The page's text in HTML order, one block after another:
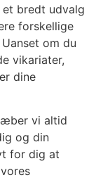
bredt udvalg
forskellige
om du
vikariater,
dine
vi altid
og din
for dig at